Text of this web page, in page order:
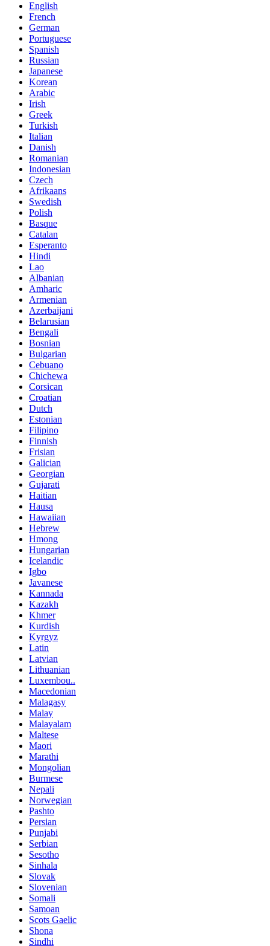
English
French
German
Portuguese
Spanish
Russian
Japanese
Korean
Arabic
Irish
Greek
Turkish
Italian
Danish
Romanian
Indonesian
Czech
Afrikaans
Swedish
Polish
Basque
Catalan
Esperanto
Hindi
Lao
Albanian
Amharic
Armenian
Azerbaijani
Belarusian
Bengali
Bosnian
Bulgarian
Cebuano
Chichewa
Corsican
Croatian
Dutch
Estonian
Filipino
Finnish
Frisian
Galician
Georgian
Gujarati
Haitian
Hausa
Hawaiian
Hebrew
Hmong
Hungarian
Icelandic
Igbo
Javanese
Kannada
Kazakh
Khmer
Kurdish
Kyrgyz
Latin
Latvian
Lithuanian
Luxembou..
Macedonian
Malagasy
Malay
Malayalam
Maltese
Maori
Marathi
Mongolian
Burmese
Nepali
Norwegian
Pashto
Persian
Punjabi
Serbian
Sesotho
Sinhala
Slovak
Slovenian
Somali
Samoan
Scots Gaelic
Shona
Sindhi